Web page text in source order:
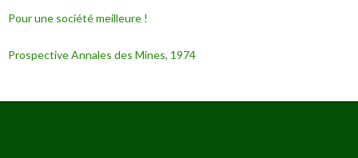
Pour une société meilleure !
Prospective Annales des Mines, 1974